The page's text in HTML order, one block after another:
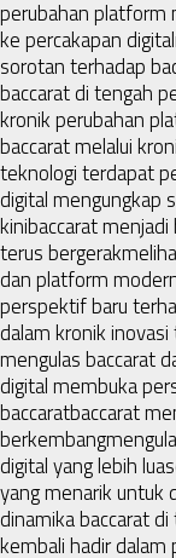
perubahan platform
ke percakapan digital
sorotan terhadap
baccarat di tengah
kronik perubahan
baccarat melalui
teknologi terdapat
digital mengungkap
kinibaccarat
terus bergerak
dan platform
perspektif baru
dalam kronik
mengulas baccarat
digital membuka
baccaratbaccarat
berkembang
digital yang lebih luas
yang menarik untuk
dinamika baccarat
kembali hadir